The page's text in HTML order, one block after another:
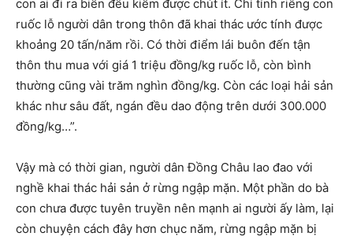
con ai đi ra biển đều kiếm được chút ít. Chỉ tính riêng con
ruốc lỗ người dân trong thôn đã khai thác ước tính được
khoảng 20 tấn/năm rồi. Có thời điểm lái buôn đến tận
thôn thu mua với giá 1 triệu đồng/kg ruốc lỗ, còn bình
thường cũng vài trăm nghìn đồng/kg. Còn các loại hải sản
khác như sâu đất, ngán đều dao động trên dưới 300.000
đồng/kg…”.
Vậy mà có thời gian, người dân Đồng Châu lao đao với
nghề khai thác hải sản ở rừng ngập mặn. Một phần do bà
con chưa được tuyên truyền nên mạnh ai người ấy làm, lại
còn chuyện cách đây hơn chục năm, rừng ngập mặn bị